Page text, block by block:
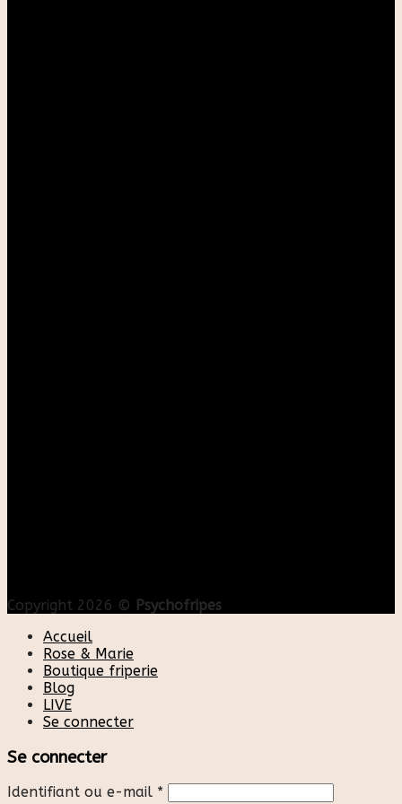
Copyright 2026 © Psychofripes
Accueil
Rose & Marie
Boutique friperie
Blog
LIVE
Se connecter
Se connecter
Identifiant ou e-mail *